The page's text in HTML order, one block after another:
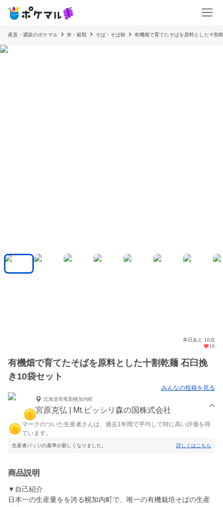
産直・通販のポケマル 米・穀類 そば・そば粉 有機畑で育てたそばを原料とした十割
本日あと 10点
16
有機畑で育てたそばを原料とした十割乾麺 石臼挽
き10袋セット
みんなの投稿を見る
北海道雨竜郡幌加内町
宮原克弘 | Mt.ピッシリ森の国株式会社
マークのついた生産者さんは、過去1年間で平均して特に高い評価を得
ています。
生産者バッジの基準が新しくなりました。 詳しくはこちら
商品説明
▼自己紹介
日本一の生産量をを誇る幌加内町で、唯一の有機栽培そばの生産